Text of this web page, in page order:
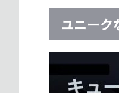
ユニーク